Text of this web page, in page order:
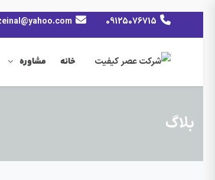
09125076715
خانه مشاوره
بلاگ